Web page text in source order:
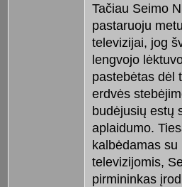
Tačiau Seimo
pastaruoju
televizijai, jog
lengvojo
pastebėtas dėl
erdvės
budėjusių estų
aplaidumo.
kalbėdamas su
televizijomis,
pirmininkas